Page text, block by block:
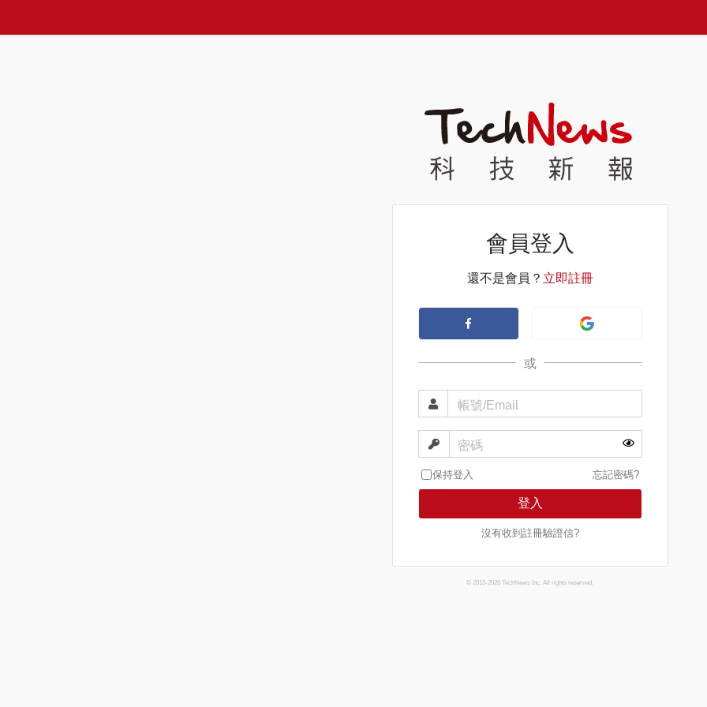
會員登入
還不是會員？ 立即註冊
或
帳號/Email
密碼
保持登入 忘記密碼?
登入
沒有收到註冊驗證信?
© 2013-2026 TechNews Inc. All rights reserved.